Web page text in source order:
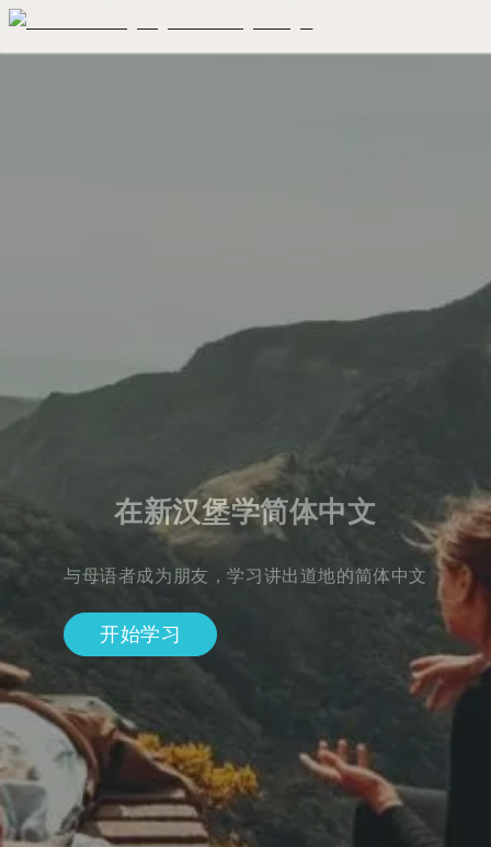
在新汉堡学简体中文
与母语者成为朋友，学习讲出道地的简体中文
开始学习